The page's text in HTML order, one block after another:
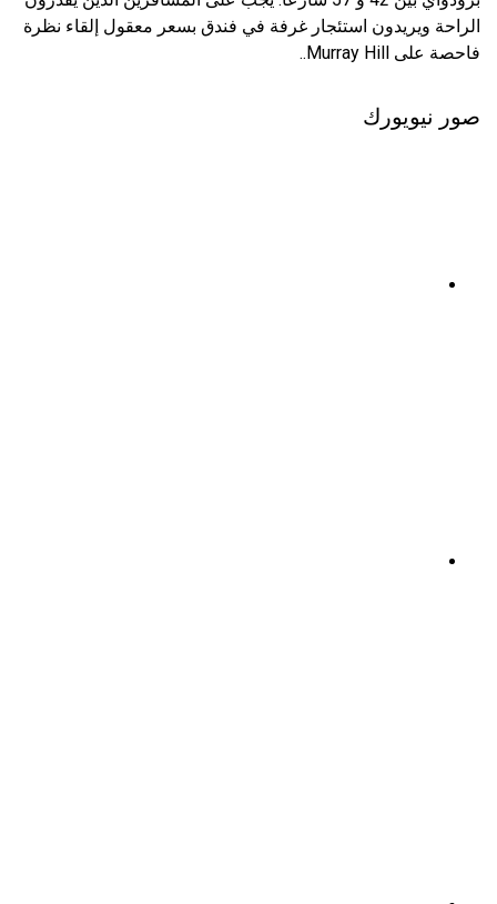
الراحة ويريدون استئجار غرفة في فندق بسعر معقول إلقاء نظرة
فاحصة على Murray Hill..
صور نيويورك